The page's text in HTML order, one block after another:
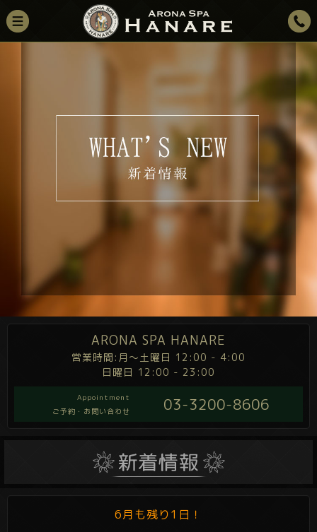
ARONA SPA HANARE
営業時間:月～土曜日 12:00 - 4:00
日曜日 12:00 - 23:00
Appointment
ご予約・お問い合わせ
03-3200-8606
6月も残り1日！